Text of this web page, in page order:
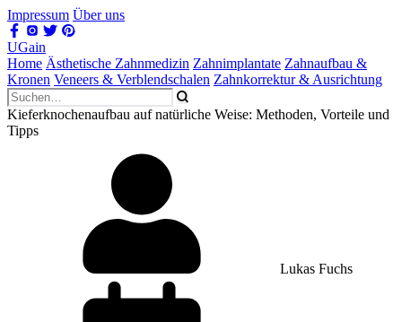
Impressum Über uns
UGain
Home Ästhetische Zahnmedizin Zahnimplantate Zahnaufbau &
Kronen Veneers & Verblendschalen Zahnkorrektur & Ausrichtung
Kieferknochenaufbau auf natürliche Weise: Methoden, Vorteile und
Tipps
Lukas Fuchs